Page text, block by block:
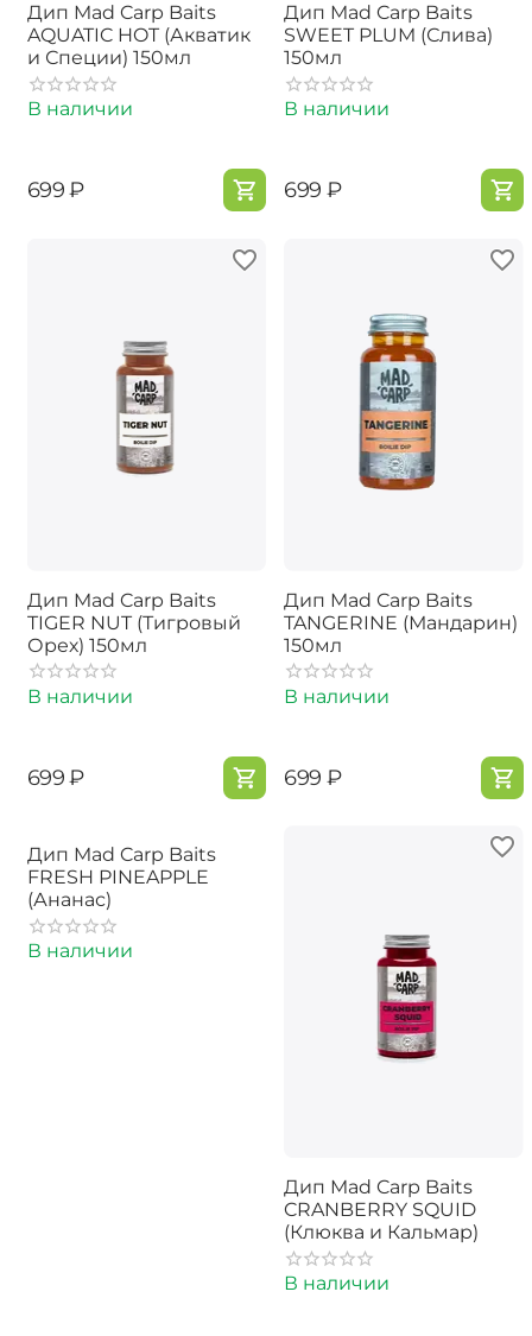
Дип Mad Carp Baits
AQUATIC HOT (Акватик
и Специи) 150мл
В наличии
‍699‍ ₽
Дип Mad Carp Baits
SWEET PLUM (Слива)
150мл
В наличии
‍699‍ ₽
Дип Mad Carp Baits
TIGER NUT (Тигровый
Орех) 150мл
В наличии
‍699‍ ₽
Дип Mad Carp Baits
TANGERINE (Мандарин)
150мл
В наличии
‍699‍ ₽
Дип Mad Carp Baits
FRESH PINEAPPLE
(Ананас)
В наличии
Дип Mad Carp Baits
CRANBERRY SQUID
(Клюква и Кальмар)
В наличии